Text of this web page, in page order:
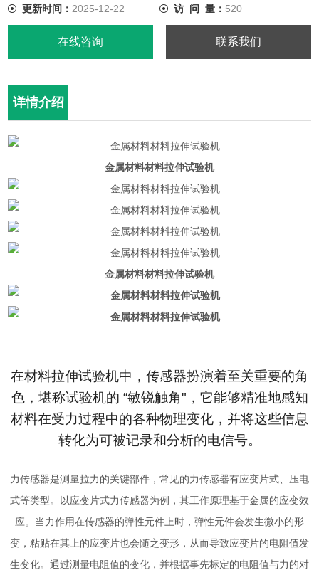
更新时间： 2025-12-22 访 问 量： 520
在线咨询 联系我们
详情介绍
金属材料材料拉伸试验机
金属材料材料拉伸试验机
在材料拉伸试验机中，传感器扮演着至关重要的角
色，堪称试验机的 “敏锐触角"，它能够精准地感知
材料在受力过程中的各种物理变化，并将这些信息
转化为可被记录和分析的电信号。
力传感器是测量拉力的关键部件，常见的力传感器有应变片式、压电
式等类型。以应变片式力传感器为例，其工作原理基于金属的应变效
应。当力作用在传感器的弹性元件上时，弹性元件会发生微小的形
变，粘贴在其上的应变片也会随之变形，从而导致应变片的电阻值发
生变化。通过测量电阻值的变化，并根据事先标定的电阻值与力的对